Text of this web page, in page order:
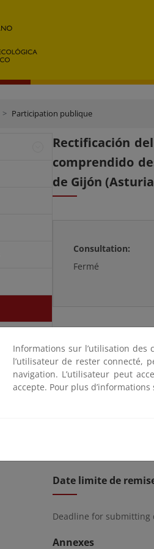
Participation publique
Rectificación
comprendido
de Gijón
Consultation:
Fermé
Résumé
De acuerdo con lo
expediente der
oriental del puerto de
Los comentarios y
Date limite de
Deadline for submitting
Annexes
Informations sur l’utilisation des
l’utilisateur de rester connecté,
navigation. L’utilisateur peut
accepte. Pour plus